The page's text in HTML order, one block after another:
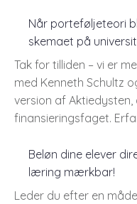
Når porteføljeteori
skemaet på
Tak for tilliden – vi er
med Kenneth Schultz
version af Aktiedysten,
finansieringsfaget.
Beløn dine elever
læring mærkbar!
Leder du efter en